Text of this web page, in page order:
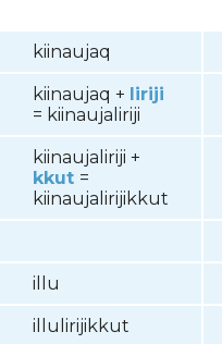
kiinaujaq
kiinaujaq + liriji
= kiinaujaliriji
kiinaujaliriji +
kkut =
kiinaujalirijikkut
illu
illulirijikkut